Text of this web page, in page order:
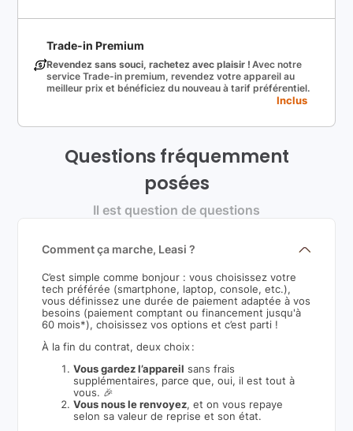
Trade-in Premium
Revendez sans souci, rachetez avec plaisir ! Avec notre
service Trade-in premium, revendez votre appareil au
meilleur prix et bénéficiez du nouveau à tarif préférentiel.
Inclus
Questions fréquemment
posées
Il est question de questions
Comment ça marche, Leasi ?
C’est simple comme bonjour : vous choisissez votre
tech préférée (smartphone, laptop, console, etc.),
vous définissez une durée de paiement adaptée à vos
besoins (paiement comptant ou financement jusqu'à
60 mois*), choisissez vos options et c’est parti !
À la fin du contrat, deux choix :
Vous gardez l’appareil sans frais
supplémentaires, parce que, oui, il est tout à
vous. 🎉
Vous nous le renvoyez, et on vous repaye
selon sa valeur de reprise et son état.